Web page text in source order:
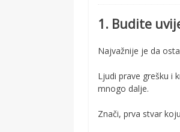
1. Budite
Najvažnije je da
Ljudi prave grešku i
mnogo dalje.
Znači, prva stvar